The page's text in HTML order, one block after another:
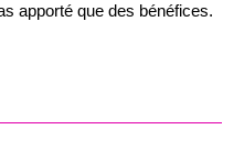
apporté que des bénéfices.